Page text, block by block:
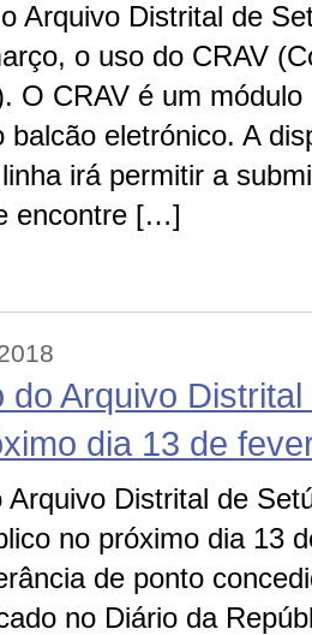
Arquivo Distrital de
o uso do CRAV
O CRAV é um
balcão eletrónico. A
irá permitir a
encontre […]
do Arquivo
dia 13 de
Arquivo Distrital de
no próximo dia 13
de ponto
no Diário da